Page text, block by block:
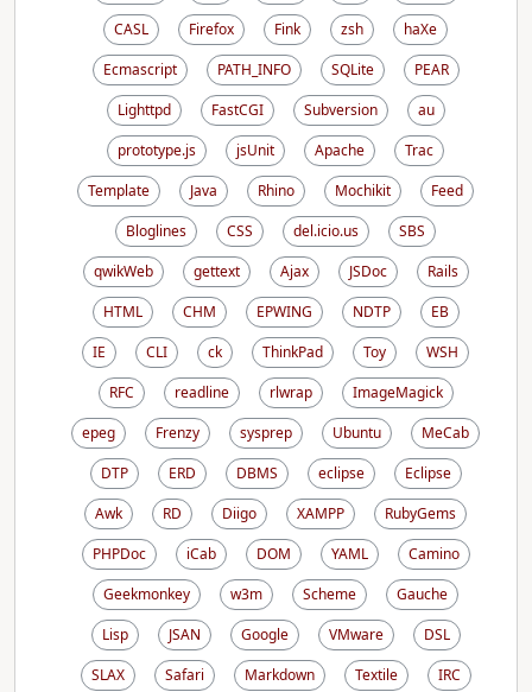
CASL
Firefox Fink zsh
haXe
Ecmascript
PATH_INFO SQLite
PEAR
Lighttpd
FastCGI Subversion
au
prototype.js
jsUnit Apache
Trac
Template
Java Rhino Mochikit
Feed
Bloglines
CSS del.icio.us
SBS
qwikWeb
gettext Ajax JSDoc
Rails
HTML
CHM EPWING NDTP
EB
IE
CLI ck ThinkPad Toy
WSH
RFC
readline rlwrap
ImageMagick
epeg
Frenzy sysprep Ubuntu
MeCab
DTP
ERD DBMS eclipse
Eclipse
Awk
RD Diigo XAMPP
RubyGems
PHPDoc
iCab DOM YAML
Camino
Geekmonkey
w3m Scheme
Gauche
Lisp
JSAN Google VMware
DSL
SLAX
Safari Markdown Textile
IRC